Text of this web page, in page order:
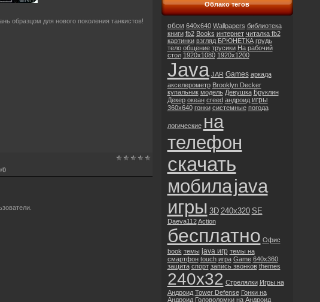
образцом для нового поколения танкистов!
/0
Облако тегов
обои 640x640 Wallpapers библиотека
книги fb2 Books интернет читалка fb2
картинки взгляд БРЮНЕТКА грудь
тело общение трусики На рабочий
стол 1920x1080 1920x1200
Java JAR Games аркада
акселерометр Brooklyn Decker
купальник модель Девушка Бруклин
Декер океан creed андроид игры
360x640 гонки системные погода
логические на
телефон
скачать
мобилаjava
игры 3D 240x320 SE
Daeva112 Action
бесплатно Офис
book темы java игр темы на
смартфон touch игра Game 640x360
защита спорт запись звонков themes
240x32 Стрелялки Игры на
Андроид Tower Defense Гонки на
Андроид Головоломки на Андроид